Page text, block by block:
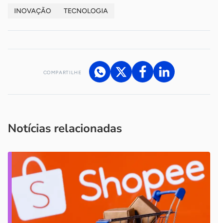
INOVAÇÃO TECNOLOGIA
COMPARTILHE
Notícias relacionadas